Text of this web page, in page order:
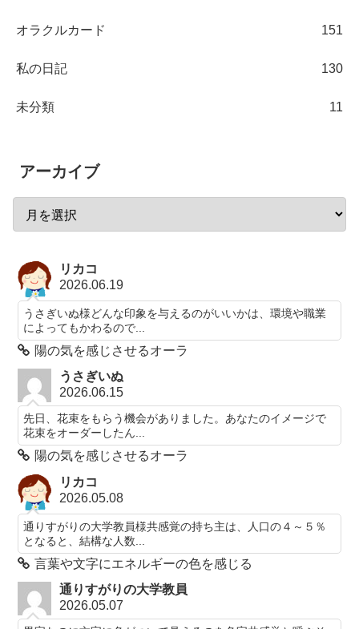
オラクルカード 151
私の日記 130
未分類 11
アーカイブ
リカコ
2026.06.19
うさぎいぬ様どんな印象を与えるのがいいかは、環境や職業
によってもかわるので...
陽の気を感じさせるオーラ
うさぎいぬ
2026.06.15
先日、花束をもらう機会がありました。あなたのイメージで
花束をオーダーしたん...
陽の気を感じさせるオーラ
リカコ
2026.05.08
通りすがりの大学教員様共感覚の持ち主は、人口の４～５％
となると、結構な人数...
言葉や文字にエネルギーの色を感じる
通りすがりの大学教員
2026.05.07